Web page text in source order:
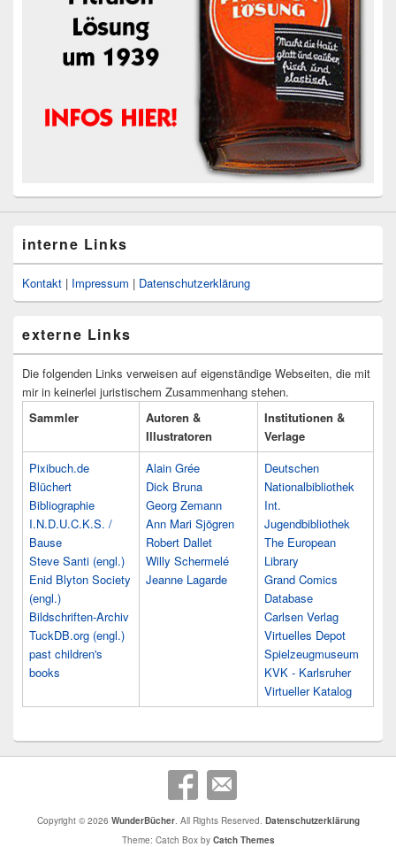
interne Links
Kontakt | Impressum | Datenschutzerklärung
externe Links
Die folgenden Links verweisen auf eigenständige Webseiten, die mit
mir in keinerlei juristischem Zusammenhang stehen.
Sammler
Autoren &
Illustratoren
Institutionen &
Verlage
Pixibuch.de
Blüchert
Bibliographie
I.N.D.U.C.K.S. /
Bause
Steve Santi (engl.)
Enid Blyton Society
(engl.)
Bildschriften-Archiv
TuckDB.org (engl.)
past children's
books
Alain Grée
Dick Bruna
Georg Zemann
Ann Mari Sjögren
Robert Dallet
Willy Schermelé
Jeanne Lagarde
Deutschen
Nationalbibliothek
Int.
Jugendbibliothek
The European
Library
Grand Comics
Database
Carlsen Verlag
Virtuelles Depot
Spielzeugmuseum
KVK - Karlsruher
Virtueller Katalog
Copyright © 2026 WunderBücher. All Rights Reserved. Datenschutzerklärung
Theme: Catch Box by Catch Themes